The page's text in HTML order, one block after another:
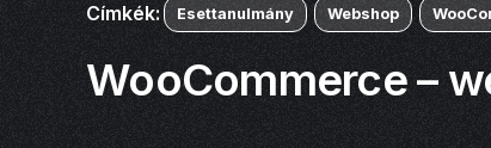
Címkék:
Esettanulmány Webshop
WooCommerce –